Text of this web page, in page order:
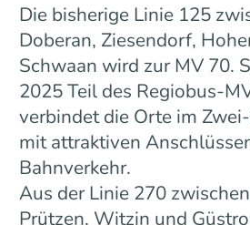
Die bisherige Linie 125
Doberan, Ziesendorf,
Schwaan wird zur MV 70.
2025 Teil des Regiobus-
verbindet die Orte im
mit attraktiven
Bahnverkehr.
Aus der Linie 270
Prützen, Witzin und